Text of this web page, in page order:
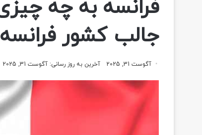
جالب کشور فرانسه
آگوست 31, 2025 آخرین به روز رسانی: آگوست 31, 2025